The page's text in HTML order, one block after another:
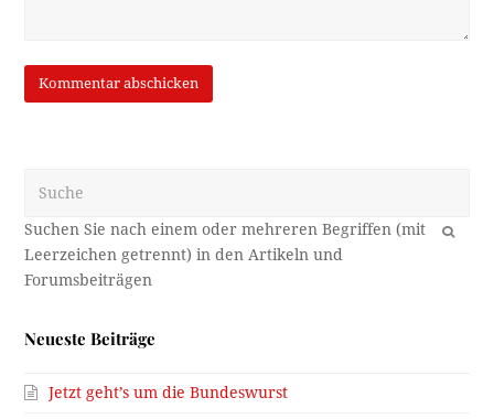
OK
Neueste Beiträge
Jetzt geht’s um die Bundeswurst